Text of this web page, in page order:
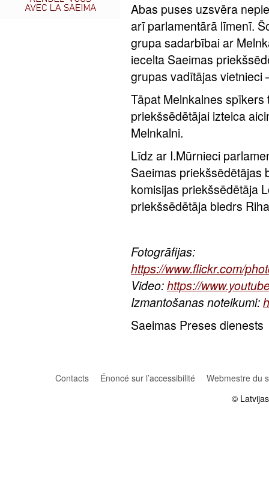
Abas puses uzsvēra
arī parlamentārā līmenī.
grupa sadarbībai ar
iecelta Saeimas
grupas vadītājas vietnieci
Tāpat Melnkalnes
priekšsēdētājai izteica
Melnkalni.
Līdz ar I.Mūrnieci
Saeimas priekšsēdētājas
komisijas priekšsēdētāja
priekšsēdētāja biedrs
Fotogrāfijas:
https://www.flickr.com/
Video:https://
Izmantošanas noteikumi:
Saeimas Preses dienests
Contacts Énoncé sur l’accessibilité
Webmestre du
©